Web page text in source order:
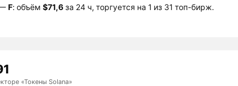
F: объём $71,6за 24 ч, торгуется на 1 из 31 топ-бирж.
«Токены Solana»